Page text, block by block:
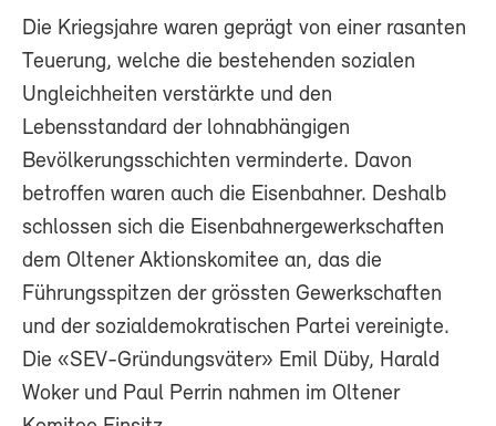
Die Kriegsjahre waren geprägt von einer rasanten
Teuerung, welche die bestehenden sozialen
Ungleichheiten verstärkte und den
Lebensstandard der lohnabhängigen
Bevölkerungsschichten verminderte. Davon
betroffen waren auch die Eisenbahner. Deshalb
schlossen sich die Eisenbahnergewerkschaften
dem Oltener Aktionskomitee an, das die
Führungsspitzen der grössten Gewerkschaften
und der sozialdemokratischen Partei vereinigte.
Die «SEV-Gründungsväter» Emil Düby, Harald
Woker und Paul Perrin nahmen im Oltener